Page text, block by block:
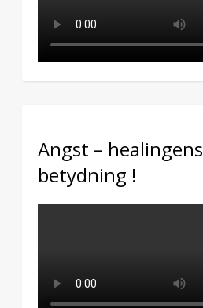
Angst – healingens
betydning !